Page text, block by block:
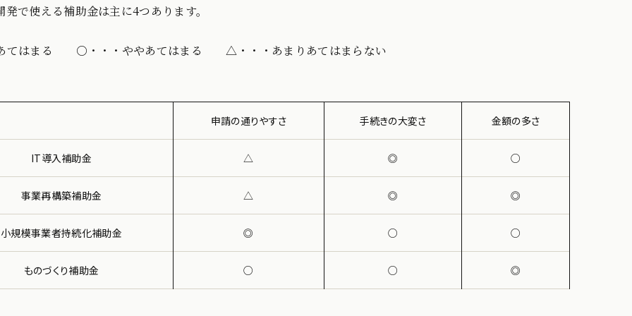
発で使える補助金は主に4つあります。
てはまる ○・・・ややあてはまる △・・・あまりあてはまらない
申請の通りやすさ 手続きの大変さ 金額の多さ
IT導入補助金 △ ◎ ○
事業再構築補助金 △ ◎ ◎
小規模事業者持続化補助金 ◎ ○ ○
ものづくり補助金 ○ ○ ◎